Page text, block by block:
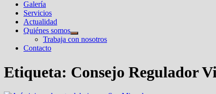
Galería
Servicios
Actualidad
Quiénes somos
Mostrar
el
Trabaja con nosotros
Contacto
Etiqueta: Consejo Regulador